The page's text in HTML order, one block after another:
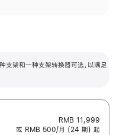
架和一种支架转换器可选，以满足
RMB 11,999
或 RMB 500/月 (24 期) 起